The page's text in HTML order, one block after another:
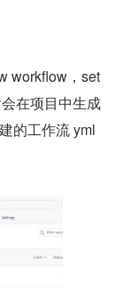
workflow，set
在项目中生成
的工作流 yml